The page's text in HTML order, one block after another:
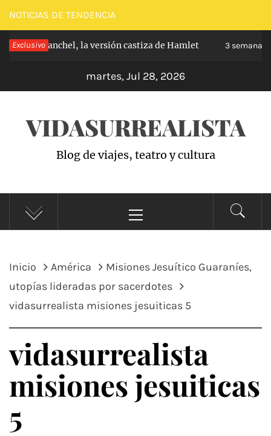
Saltar
al
contenido
NOTICIAS DE TENDENCIA
Exclusivo
de Carabanchel, la versión castiza de Hamlet 3 semanas
martes, Jul 28, 2026
VIDASURREALISTA
Blog de viajes, teatro y cultura
principal
Inicio América
Misiones Jesuítico Guaraníes,
utopías lideradas por sacerdotes
vidasurrealista misiones jesuiticas 5
vidasurrealista
misiones jesuiticas
5